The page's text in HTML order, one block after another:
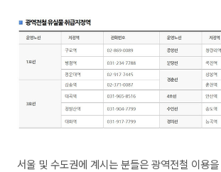
서울 및 수도권에 계시는 분들은 광역전철 이용